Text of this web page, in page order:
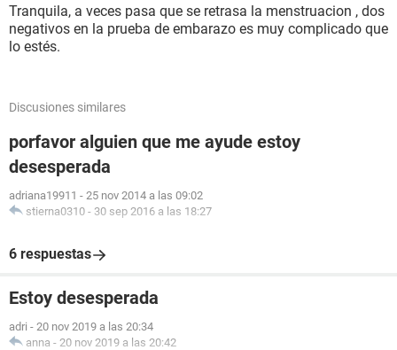
Tranquila, a veces pasa que se retrasa la menstruacion , dos
negativos en la prueba de embarazo es muy complicado que
lo estés.
Discusiones similares
porfavor alguien que me ayude estoy
desesperada
adriana19911 - 25 nov 2014 a las 09:02
stierna0310 - 30 sep 2016 a las 18:27
6 respuestas
Estoy desesperada
adri - 20 nov 2019 a las 20:34
anna - 20 nov 2019 a las 20:42